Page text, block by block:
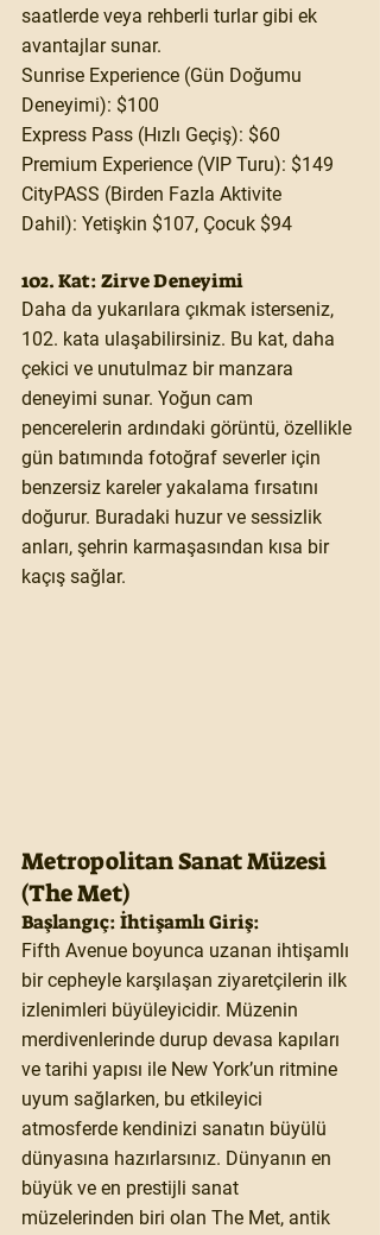
saatlerde veya rehberli turlar gibi ek
avantajlar sunar.
Sunrise Experience (Gün Doğumu
Deneyimi): $100
Express Pass (Hızlı Geçiş): $60
Premium Experience (VIP Turu): $149
CityPASS (Birden Fazla Aktivite
Dahil): Yetişkin $107, Çocuk $94
102. Kat: Zirve Deneyimi
Daha da yukarılara çıkmak isterseniz,
102. kata ulaşabilirsiniz. Bu kat, daha
çekici ve unutulmaz bir manzara
deneyimi sunar. Yoğun cam
pencerelerin ardındaki görüntü, özellikle
gün batımında fotoğraf severler için
benzersiz kareler yakalama fırsatını
doğurur. Buradaki huzur ve sessizlik
anları, şehrin karmaşasından kısa bir
kaçış sağlar.
Metropolitan Sanat Müzesi
(The Met)
Başlangıç: İhtişamlı Giriş:
Fifth Avenue boyunca uzanan ihtişamlı
bir cepheyle karşılaşan ziyaretçilerin ilk
izlenimleri büyüleyicidir. Müzenin
merdivenlerinde durup devasa kapıları
ve tarihi yapısı ile New York’un ritmine
uyum sağlarken, bu etkileyici
atmosferde kendinizi sanatın büyülü
dünyasına hazırlarsınız. Dünyanın en
büyük ve en prestijli sanat
müzelerinden biri olan The Met, antik